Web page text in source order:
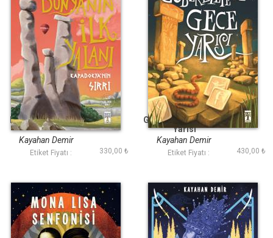
Dünyanın İlk Yalanı
Kayahan Demir
Etiket Fiyatı : 330,00 ₺
Göbeklitepe de Gece
Yarısı
Kayahan Demir
Etiket Fiyatı : 430,00 ₺